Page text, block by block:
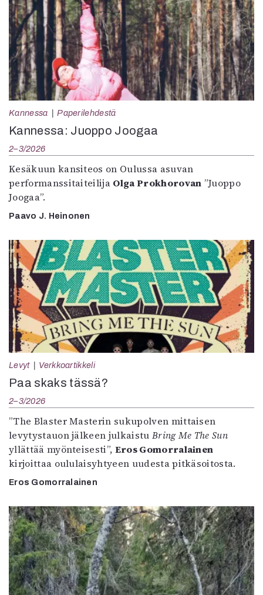
Kannessa Paperilehdestä
Kannessa: Juoppo Joogaa
2–3/2026
Kesäkuun kansiteos on Oulussa asuvan
performanssitaiteilija Olga Prokhorovan ”Juoppo
Joogaa”.
Paavo J. Heinonen
Levyt Verkkoartikkeli
Paa skaks tässä?
2–3/2026
”The Blaster Masterin sukupolven mittaisen
levytystauon jälkeen julkaistu Bring Me The Sun
yllättää myönteisesti”, Eros Gomorralainen
kirjoittaa oululaisyhtyeen uudesta pitkäsoitosta.
Eros Gomorralainen